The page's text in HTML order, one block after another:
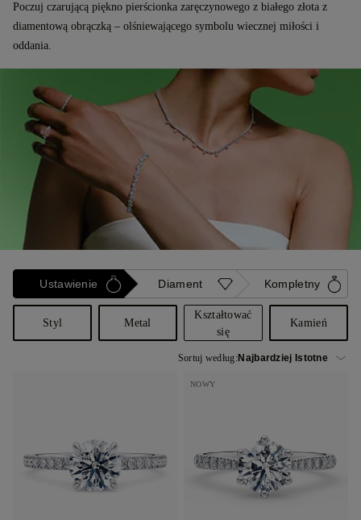
Poczuj czarującą piękno pierścionka zaręczynowego z białego złota z
diamentową obrączką – olśniewającego symbolu wiecznej miłości i
oddania.
Ustawienie Diament Kompletny
Styl Metal
Kształtować
się
Kamień
Sortuj według:
NOWY